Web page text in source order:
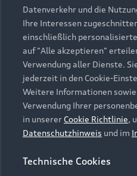
Elektromodelle
Plug-in-Hybride
Neuwagensuche
Gebrauchtwagensuche
Gebrauchtwagen
Finanzierung
Aktionen & Angebote
Geschäftskunden
Service & Zubehör
Saisonale Angebote
Audi Services
Garantie
Audi digital services
myAudi
Support
Kundenservice
Händlersuche
Audi Code
Über Audi
Unternehmen
Karriere
Investor Relations
Datenverkehr und die
Ihre Interessen
einschließlich
auf "Alle akzeptieren"
Verwendung aller Dienste.
jederzeit in den Cookie-
Weitere Informationen
Verwendung Ihrer
in unserer Cookie Richtlinie,
Datenschutzhinweis und im
Technische Cookies